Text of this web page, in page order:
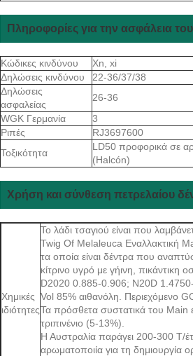
Πληροφορίες για την ασφάλεια
Κώδικες κινδύνου
Xn, xi
Δηλώσεις κινδύνου
22-36/37/38
Δηλώσεις
ασφαλείας
26-36
WGK Γερμανία
3
Ριπές
RJ3697600
Τοξικότητα
LD50 προφορικά σε
(Halcón)
Χρήση και σύνθεση πετρελαίου
Χημικές
ιδιότητες
Το λάδι τσαγιού είναι που
Twig Of Melaleuca Εναλλακτική
τα οποία είναι δέντρα που
κίτρινο υγρό με γήινη, πικάντικη
D2020 0.885-0.906; N20D
Vol 85% αιθανόλη. Περιεχόμενο
Τα πρόσθετα συστατικά του Main
τριπινένιο (5-13%).
Η Αυστραλία παράγει 200-300 T/
αρωματοποιία για τη δημιουργία